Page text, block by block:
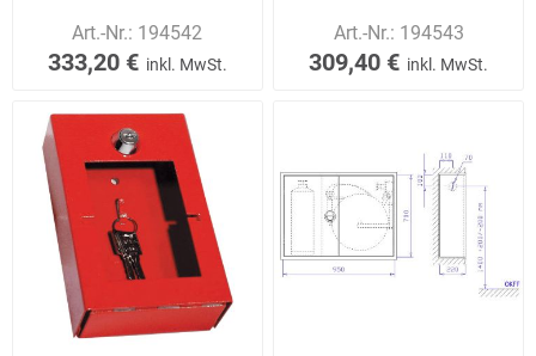
Art.-Nr.: 194542
333,20 € inkl. MwSt.
Art.-Nr.: 194543
309,40 € inkl. MwSt.